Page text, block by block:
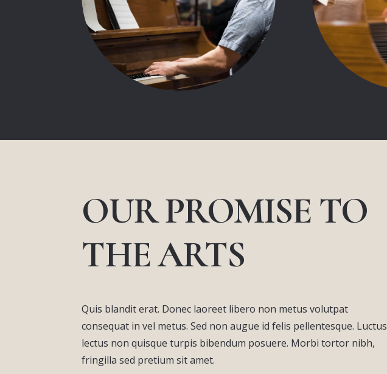
OUR PROMISE TO
THE ARTS
Quis blandit erat. Donec laoreet libero non metus volutpat
consequat in vel metus. Sed non augue id felis pellentesque. Luctus
lectus non quisque turpis bibendum posuere. Morbi tortor nibh,
fringilla sed pretium sit amet.